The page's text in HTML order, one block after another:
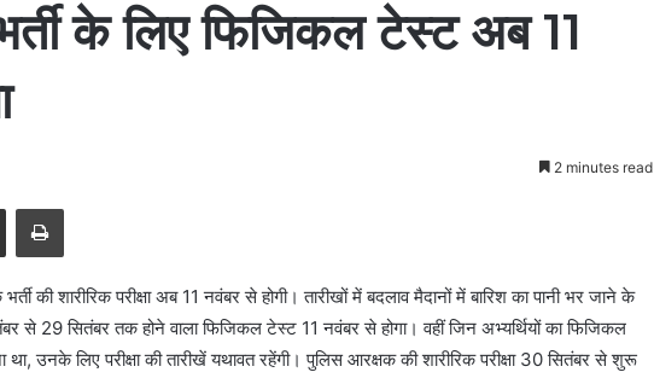
के लिए फिजिकल टेस्ट अब 11
2 minutes read
Share via Email Print
की शारीरिक परीक्षा अब 11 नवंबर से होगी। तारीखों में बदलाव मैदानों में बारिश का पानी भर जाने के
से 29 सितंबर तक होने वाला फिजिकल टेस्ट 11 नवंबर से होगा। वहीं जिन अभ्यर्थियों का फिजिकल
उनके लिए परीक्षा की तारीखें यथावत रहेंगी। पुलिस आरक्षक की शारीरिक परीक्षा 30 सितंबर से शुरू